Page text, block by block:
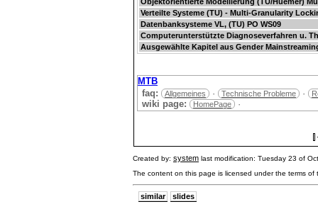
Objektorientierte Modellierung (TU/Huemer)
Verteilte Systeme (TU) - Multi-Granularity
Datenbanksysteme VL, (TU) PO WS09
Computerunterstützte Diagnoseverfahren u.
Ausgewählte Kapitel aus Gender
MTB
faq:
Allgemeines · Technische Probleme ·
wiki page: HomePage ·
Created by: system last modification: Tuesday 23 of
The content on this page is licensed under the terms of
similar slides